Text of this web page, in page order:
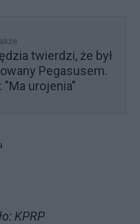
twierdzi, że był
Pegasusem.
"Ma urojenia"
KPRP